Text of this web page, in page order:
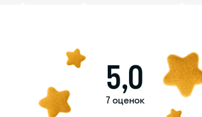
5,0
7 оценок